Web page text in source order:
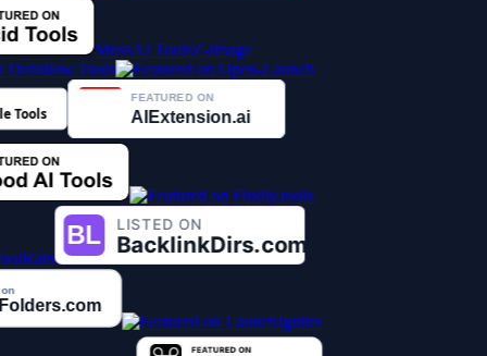
MossAI ToolsZ-Image